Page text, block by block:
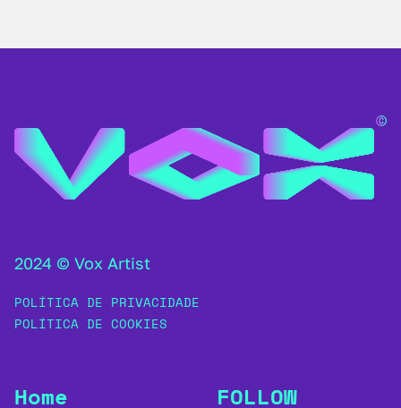
2024 © Vox Artist
POLÍTICA DE PRIVACIDADE
POLÍTICA DE COOKIES
Home FOLLOW